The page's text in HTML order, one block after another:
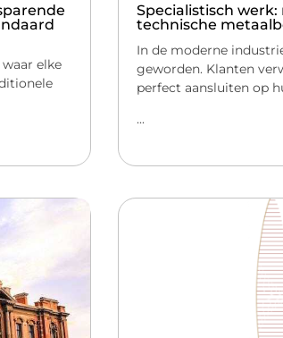
elke
Specialistisch
technische
In de moderne
geworden. Klanten
perfect aansluiten op
...